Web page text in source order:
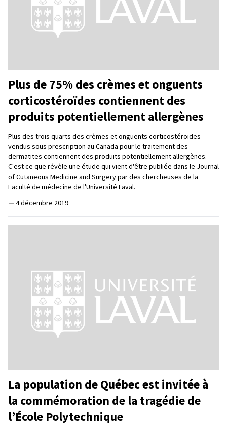
Plus de 75% des crèmes et onguents
corticostéroïdes contiennent des
produits potentiellement allergènes
Plus des trois quarts des crèmes et onguents corticostéroïdes
vendus sous prescription au Canada pour le traitement des
dermatites contiennent des produits potentiellement allergènes.
C'est ce que révèle une étude qui vient d'être publiée dans le Journal
of Cutaneous Medicine and Surgery par des chercheuses de la
Faculté de médecine de l'Université Laval.
— 4 décembre 2019
La population de Québec est invitée à
la commémoration de la tragédie de
l’École Polytechnique